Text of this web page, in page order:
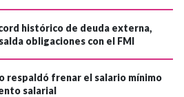
histórico de deuda externa,
obligaciones con el FMI
respaldó frenar el salario mínimo
salarial